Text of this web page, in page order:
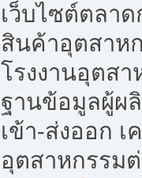
เว็บไซต์ตลาด
สินค้าอุตสาห
โรงงานอุตสา
ฐานข้อมูลผู้ผ
เข้า-ส่งออก เ
อุตสาหกรรม